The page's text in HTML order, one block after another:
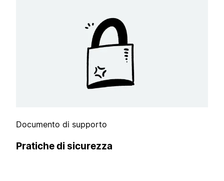
Documento di supporto
Pratiche di sicurezza